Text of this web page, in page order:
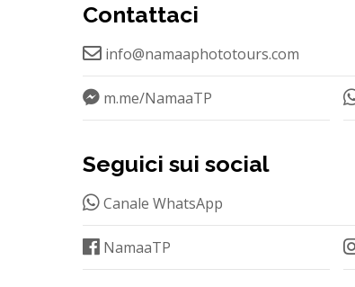
Contattaci
info@namaaphototours.com
m.me/NamaaTP
Seguici sui social
Canale WhatsApp
NamaaTP